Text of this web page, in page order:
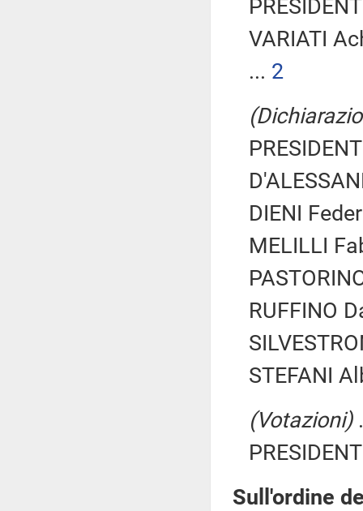
VARIATI
... 2
DIENI
MELILLI
RUFFINO
STEFANI
(Votazioni)
Sull'ordine